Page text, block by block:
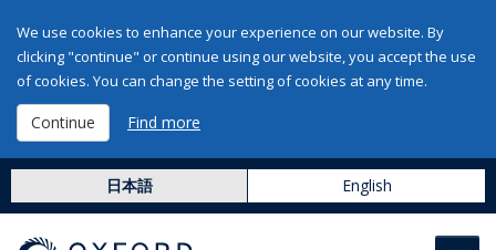
We use cookies to enhance your experience on our website. By
clicking "continue" or continue using our website, you accept the use
of cookies. You can change the setting of cookies at any time.
Continue Find more
日本語 English